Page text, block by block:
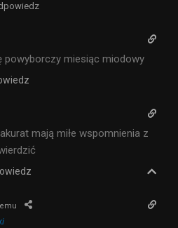
powyborczy miesiąc miodowy
mają miłe wspomnienia z